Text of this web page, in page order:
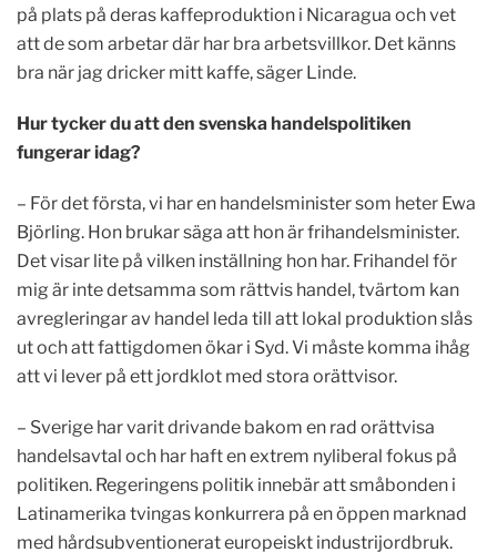
på plats på deras kaffeproduktion i Nicaragua och vet
att de som arbetar där har bra arbetsvillkor. Det känns
bra när jag dricker mitt kaffe, säger Linde.
Hur tycker du att den svenska handelspolitiken
fungerar idag?
– För det första, vi har en handelsminister som heter Ewa
Björling. Hon brukar säga att hon är frihandelsminister.
Det visar lite på vilken inställning hon har. Frihandel för
mig är inte detsamma som rättvis handel, tvärtom kan
avregleringar av handel leda till att lokal produktion slås
ut och att fattigdomen ökar i Syd. Vi måste komma ihåg
att vi lever på ett jordklot med stora orättvisor.
– Sverige har varit drivande bakom en rad orättvisa
handelsavtal och har haft en extrem nyliberal fokus på
politiken. Regeringens politik innebär att småbonden i
Latinamerika tvingas konkurrera på en öppen marknad
med hårdsubventionerat europeiskt industrijordbruk.